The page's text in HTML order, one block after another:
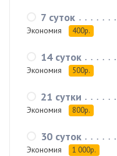
7 суток
Экономия 400р.
14 суток
Экономия 500р.
21 сутки
Экономия 800р.
30 суток
Экономия 1 000р.